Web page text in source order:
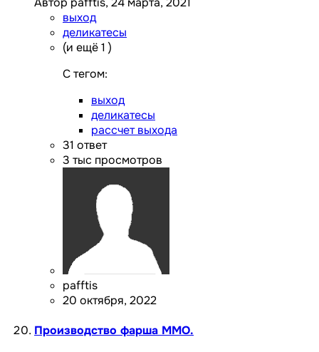
выход
деликатесы
(и ещё 1 )
C тегом:
выход
деликатесы
рассчет выхода
31 ответ
3 тыс просмотров
pafftis
20 октября, 2022
Производство фарша ММО.